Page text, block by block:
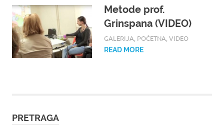
Metode prof.
Grinspana (VIDEO)
16/08/2017
ROOT
GALERIJA, POČETNA,VIDEO
READ MORE
PRETRAGA